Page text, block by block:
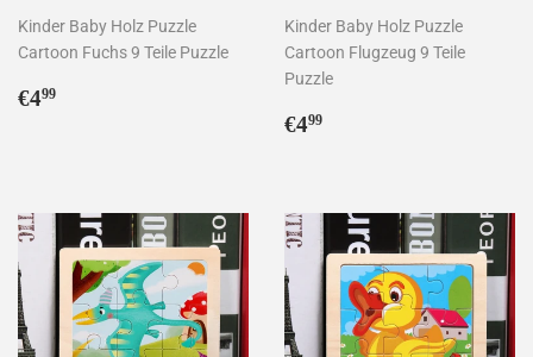
Kinder Baby Holz Puzzle
Cartoon Fuchs 9 Teile Puzzle
Normaler
€499
Kinder Baby Holz Puzzle
Cartoon Flugzeug 9 Teile
Puzzle
Normaler
€499